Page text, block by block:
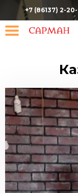
Перейти
основному
содержанию
+7 (86137) 2-